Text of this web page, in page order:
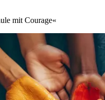
mit Courage«